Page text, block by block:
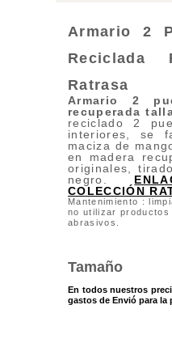
Armario 2
Reciclada
Ratrasa
Armario 2
recuperada
reciclado 2
interiores, se
maciza de
en madera
originales,
negro.
COLECCIÓN
Mantenimiento :
no utilizar productos
abrasivos.
Tamaño
En todos nuestros
gastos de Envió para la